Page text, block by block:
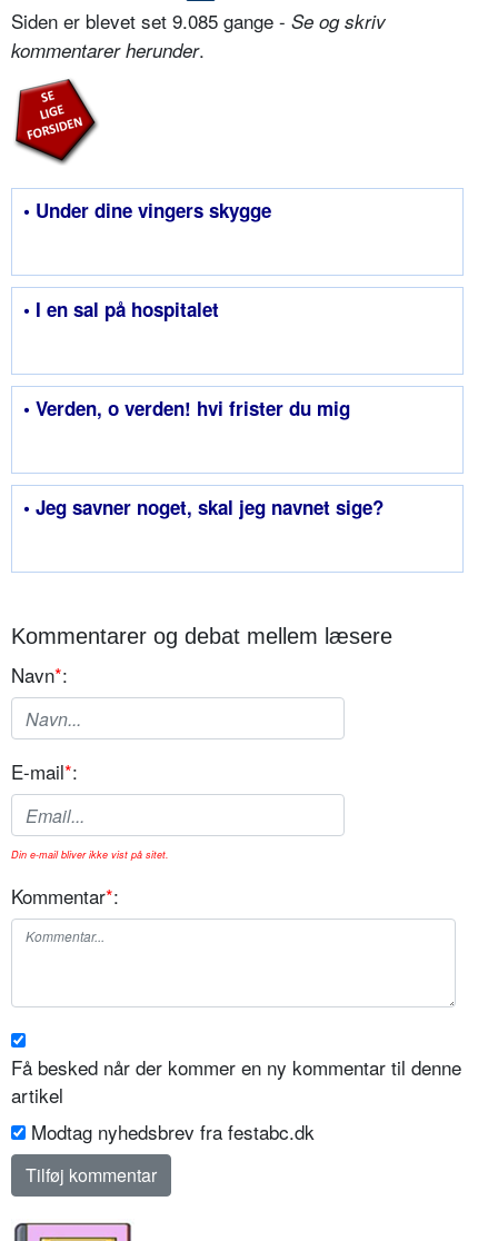
Siden er blevet set 9.085 gange - Se og skriv
kommentarer herunder.
• Under dine vingers skygge
• I en sal på hospitalet
• Verden, o verden! hvi frister du mig
• Jeg savner noget, skal jeg navnet sige?
Kommentarer og debat mellem læsere
Navn*:
E-mail*:
Din e-mail bliver ikke vist på sitet.
Kommentar*:
Få besked når der kommer en ny kommentar til denne
artikel
Modtag nyhedsbrev fra festabc.dk